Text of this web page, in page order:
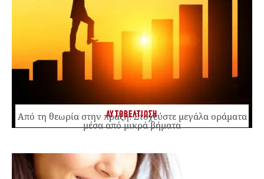
ΑΥΤΟΒΕΛΤΙΩΣΗ
Από τη θεωρία στην πράξη: Στοχεύστε μεγάλα οράματα
μέσα από μικρά βήματα